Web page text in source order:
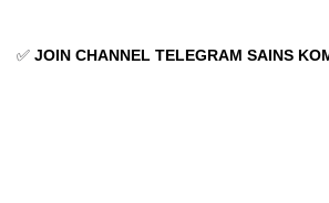
✅ JOIN CHANNEL TELEGRAM SAINS